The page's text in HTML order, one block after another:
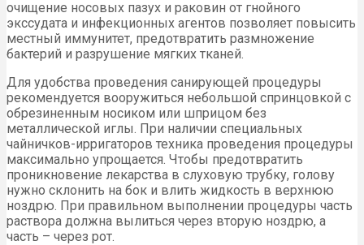
очищение носовых пазух и раковин от гнойного
экссудата и инфекционных агентов позволяет повысить
местный иммунитет, предотвратить размножение
бактерий и разрушение мягких тканей.
Для удобства проведения санирующей процедуры
рекомендуется вооружиться небольшой спринцовкой с
обрезиненным носиком или шприцом без
металлической иглы. При наличии специальных
чайничков-ирригаторов техника проведения процедуры
максимально упрощается. Чтобы предотвратить
проникновение лекарства в слуховую трубку, голову
нужно склонить на бок и влить жидкость в верхнюю
ноздрю. При правильном выполнении процедуры часть
раствора должна вылиться через вторую ноздрю, а
часть – через рот.